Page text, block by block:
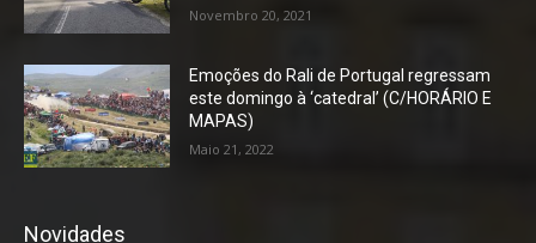
Novembro 20, 2021
Emoções do Rali de Portugal regressam
este domingo à ‘catedral’ (C/HORÁRIO E
MAPAS)
Maio 21, 2022
Novidades